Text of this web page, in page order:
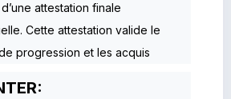
attestation finale
Cette attestation valide le
progression et les acquis